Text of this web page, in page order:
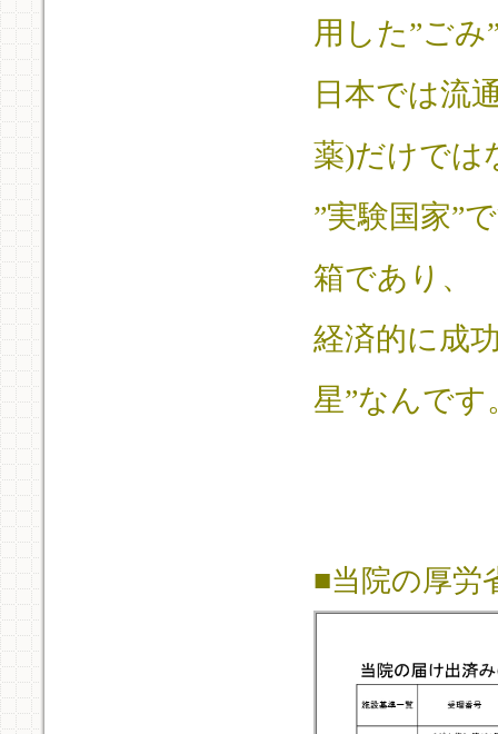
用した”ごみ
日本では流
薬)だけでは
”実験国家”
箱であり、
経済的に成
星”なんです
■当院の厚労